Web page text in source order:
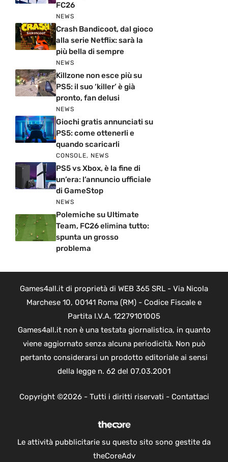
FC26
NEWS
Crash Bandicoot, dal gioco
alla serie Netflix: sarà la
più bella di sempre
NEWS
Killzone non esce più su
PS5: il suo ‘killer’ è già
pronto, fan delusi
NEWS
Giochi gratis annunciati su
PS5: come ottenerli e
quando scaricarli
CONSOLE, NEWS
PS5 vs Xbox, è la fine di
un’era: l’annuncio ufficiale
di GameStop
NEWS
Polemiche su Ultimate
Team, FC26 elimina tutto:
spunta un grosso
problema
Games4all.it di proprietà di WEB 365 SRL - Via Nicola
Marchese 10, 00141 Roma (RM) - Codice Fiscale e
Partita I.V.A. 12279101005
Games4all.it non è una testata giornalistica, in quanto
viene aggiornato senza alcuna periodicità. Non può
pertanto considerarsi un prodotto editoriale ai sensi
della legge n. 62 del 07.03.2001
Copyright ©2026 - Tutti i diritti riservati - Contattaci
Le attività pubblicitarie su questo sito sono gestite da
theCoreAdv